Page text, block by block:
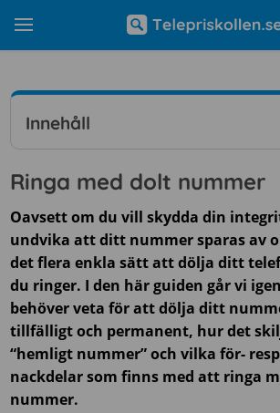
Innehåll
Ringa med dolt nummer
Oavsett om du vill skydda din
undvika att ditt nummer sparas av
det flera enkla sätt att dölja ditt
du ringer. I den här guiden går vi
behöver veta för att dölja ditt
tillfälligt och permanent, hur det
“hemligt nummer” och vilka för-
nackdelar som finns med att ringa
nummer.